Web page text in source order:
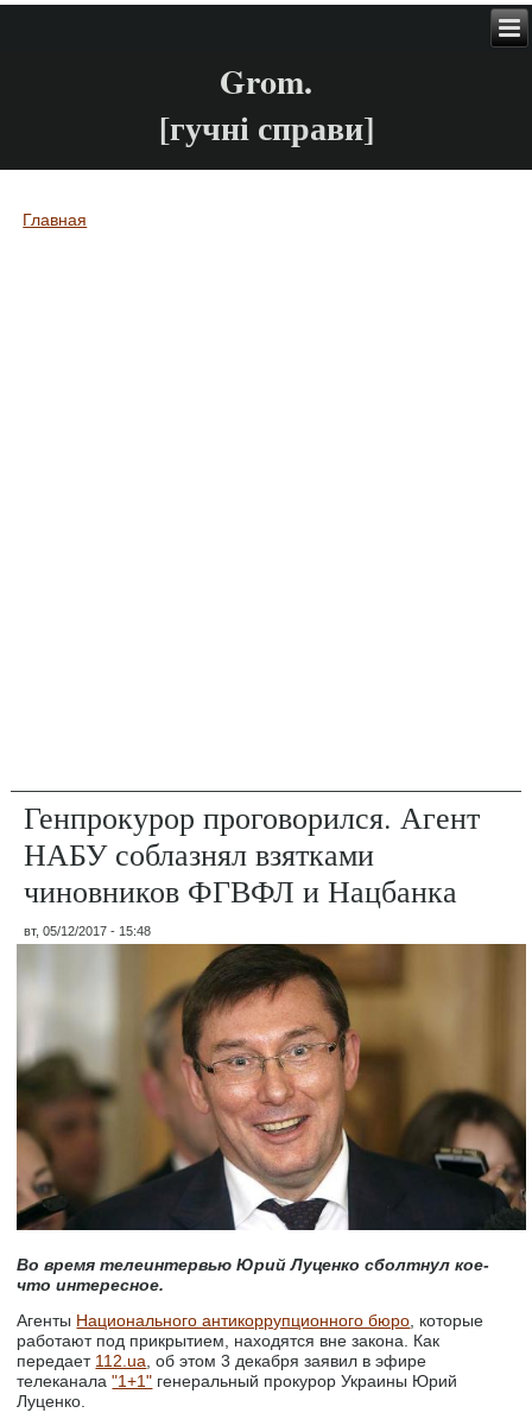
Grom.
[гучні справи]
Вы здесь
Главная
Генпрокурор проговорился. Агент
НАБУ соблазнял взятками
чиновников ФГВФЛ и Нацбанка
вт, 05/12/2017 - 15:48
Во время телеинтервью Юрий Луценко сболтнул кое-
что интересное.
Агенты Национального антикоррупционного бюро, которые
работают под прикрытием, находятся вне закона. Как
передает 112.ua, об этом 3 декабря заявил в эфире
телеканала"1+1" генеральный прокурор Украины Юрий
Луценко.